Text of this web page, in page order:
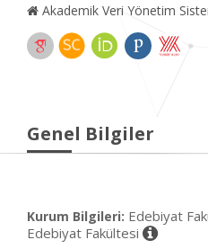
Akademik Veri Yönetim
Genel Bilgiler
Kurum Bilgileri: Edebiyat
Edebiyat Fakültesi